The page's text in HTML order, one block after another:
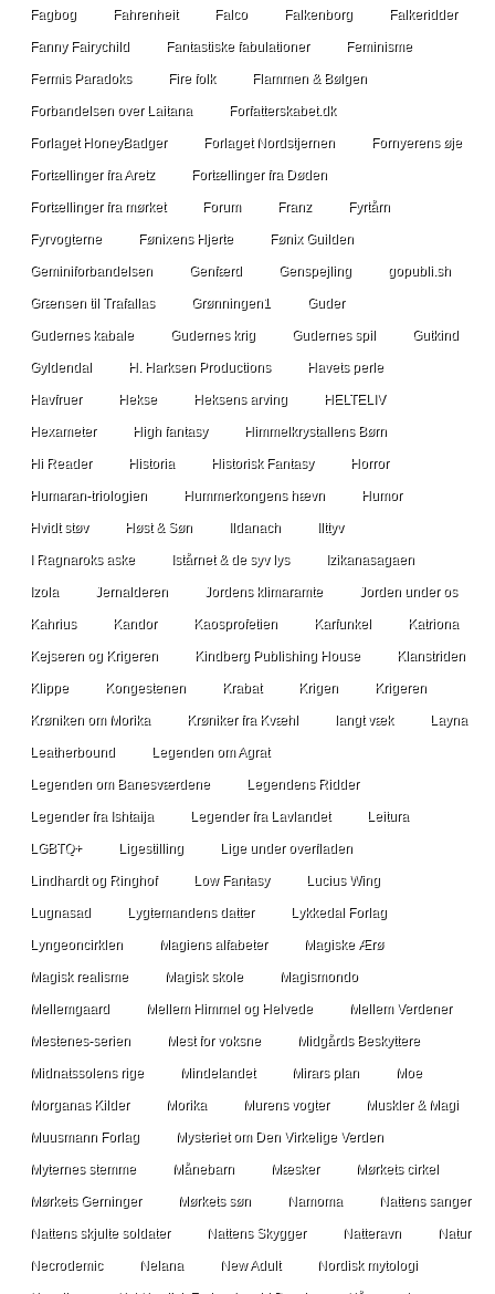
Fagbog Fahrenheit Falco Falkenborg Falkeridder
Fanny Fairychild Fantastiske fabulationer Feminisme
Fermis Paradoks Fire folk Flammen & Bølgen
Forbandelsen over Laitana Forfatterskabet.dk
Forlaget HoneyBadger Forlaget Nordstjernen Fornyerens øje
Fortællinger fra Aretz Fortællinger fra Døden
Fortællinger fra mørket Forum Franz Fyrtårn
Fyrvogterne Fønixens Hjerte Fønix Guilden
Geminiforbandelsen Genfærd Genspejling gopubli.sh
Grænsen til Trafallas Grønningen1 Guder
Gudernes kabale Gudernes krig Gudernes spil Gutkind
Gyldendal H. Harksen Productions Havets perle
Havfruer Hekse Heksens arving HELTELIV
Hexameter High fantasy Himmelkrystallens Børn
Hi Reader Historia Historisk Fantasy Horror
Humaran-triologien Hummerkongens hævn Humor
Hvidt støv Høst & Søn Ildanach Ilttyv
I Ragnaroks aske Istårnet & de syv lys Izikanasagaen
Izola Jernalderen Jordens klimaramte Jorden under os
Kahrius Kandor Kaosprofetien Karfunkel Katriona
Kejseren og Krigeren Kindberg Publishing House Klanstriden
Klippe Kongestenen Krabat Krigen Krigeren
Krøniken om Morika Krøniker fra Kvæhl langt væk Layna
Leatherbound Legenden om Agrat
Legenden om Banesværdene Legendens Ridder
Legender fra Ishtaija Legender fra Lavlandet Leitura
LGBTQ+ Ligestilling Lige under overfladen
Lindhardt og Ringhof Low Fantasy Lucius Wing
Lugnasad Lygtemandens datter Lykkedal Forlag
Lyngeoncirklen Magiens alfabeter Magiske Ærø
Magisk realisme Magisk skole Magismondo
Mellemgaard Mellem Himmel og Helvede Mellem Verdener
Mestenes-serien Mest for voksne Midgårds Beskyttere
Midnatssolens rige Mindelandet Mirars plan Moe
Morganas Kilder Morika Murens vogter Muskler & Magi
Muusmann Forlag Mysteriet om Den Virkelige Verden
Myternes stemme Månebarn Mæsker Mørkets cirkel
Mørkets Gerninger Mørkets søn Namoma Nattens sanger
Nattens skjulte soldater Nattens Skygger Natteravn Natur
Necrodemic Nelana New Adult Nordisk mytologi